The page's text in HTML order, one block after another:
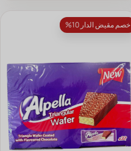
خصم مقيض الدار 10%